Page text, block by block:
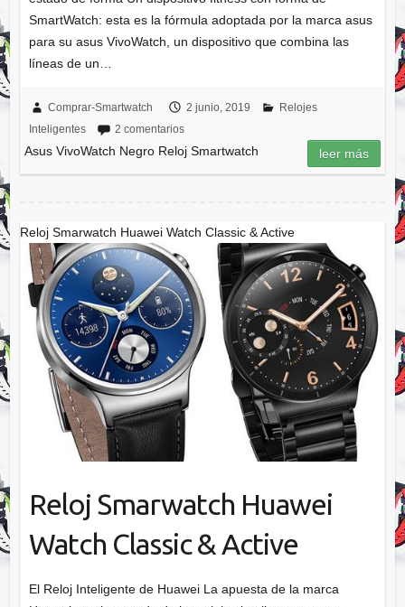
SmartWatch: esta es la fórmula adoptada por la marca asus
para su asus VivoWatch, un dispositivo que combina las
líneas de un…
Comprar-Smartwatch 2 junio, 2019
Relojes
Inteligentes
2 comentarios
Asus VivoWatch Negro Reloj Smartwatch leer más
Reloj Smarwatch Huawei Watch Classic & Active
Reloj Smarwatch Huawei
Watch Classic & Active
El Reloj Inteligente de Huawei La apuesta de la marca